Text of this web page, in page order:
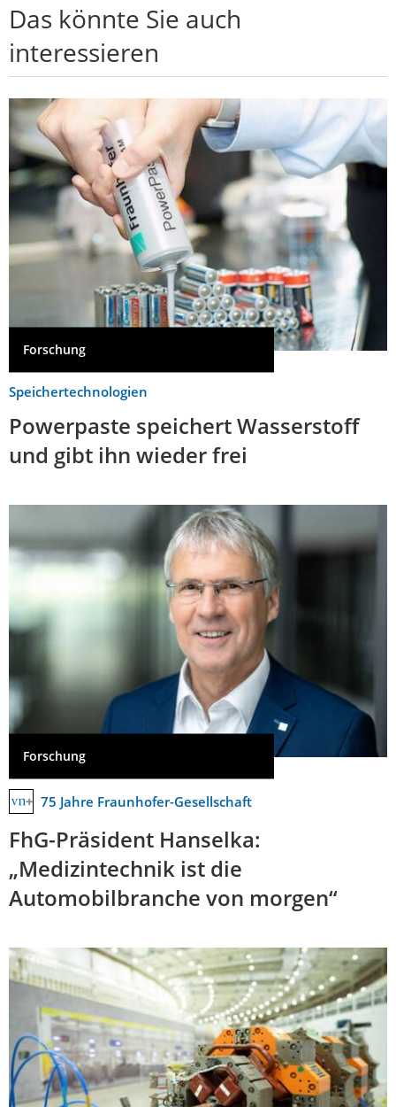
Das könnte Sie auch
interessieren
Forschung
Speichertechnologien
Powerpaste speichert Wasserstoff
und gibt ihn wieder frei
Forschung
75 Jahre Fraunhofer-Gesellschaft
FhG-Präsident Hanselka:
„Medizintechnik ist die
Automobilbranche von morgen“